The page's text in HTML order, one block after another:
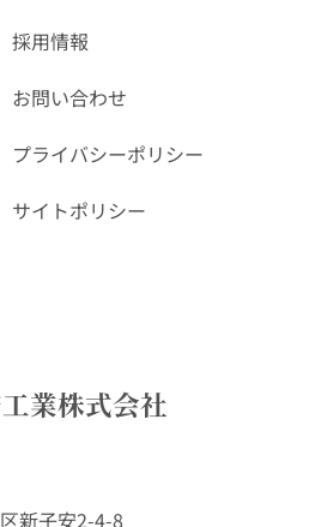
採用情報
お問い合わせ
プライバシーポリシー
サイトポリシー
業株式会社
新子安2-4-8